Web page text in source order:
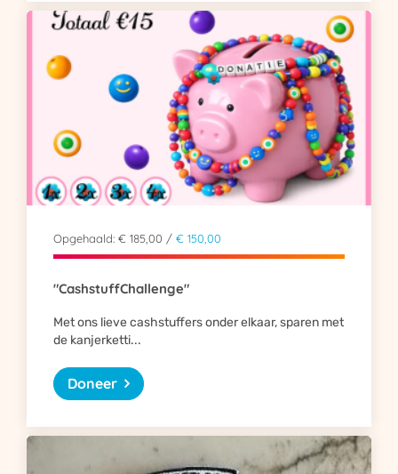
Opgehaald: € 185,00 / € 150,00
"CashstuffChallenge"
Met ons lieve cashstuffers onder elkaar, sparen met
de kanjerketti...
Doneer